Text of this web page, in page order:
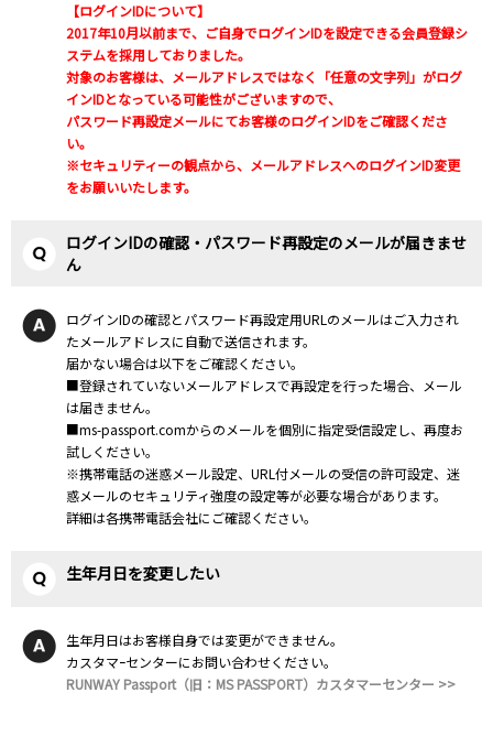
【ログインIDについて】
2017年10月以前まで、ご自身でログインIDを設定できる会員登録シ
ステムを採用しておりました。
対象のお客様は、メールアドレスではなく「任意の文字列」がログ
インIDとなっている可能性がございますので、
パスワード再設定メールにてお客様のログインIDをご確認くださ
い。
※セキュリティーの観点から、メールアドレスへのログインID変更
をお願いいたします。
ログインIDの確認・パスワード再設定のメールが届きませ
ん
ログインIDの確認とパスワード再設定用URLのメールはご入力され
たメールアドレスに自動で送信されます。
届かない場合は以下をご確認ください。
■登録されていないメールアドレスで再設定を行った場合、メール
は届きません。
■ms-passport.comからのメールを個別に指定受信設定し、再度お
試しください。
※携帯電話の迷惑メール設定、URL付メールの受信の許可設定、迷
惑メールのセキュリティ強度の設定等が必要な場合があります。
詳細は各携帯電話会社にご確認ください。
生年月日を変更したい
生年月日はお客様自身では変更ができません。
カスタマｰセンターにお問い合わせください。
RUNWAY Passport（旧：MS PASSPORT）カスタマーセンター >>